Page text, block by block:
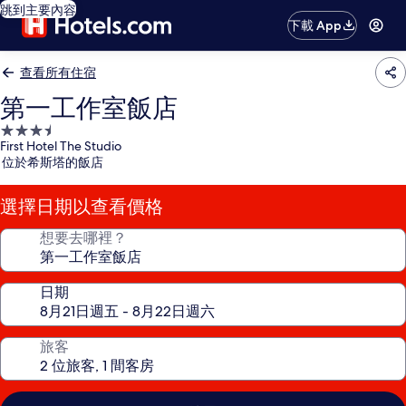
跳到主要內容
下載 App
查看所有住宿
第一工作室飯店
3.5
星
級
住
宿
First Hotel The Studio
位於希斯塔的飯店
選擇日期以查看價格
想要去哪裡？
日期
旅客